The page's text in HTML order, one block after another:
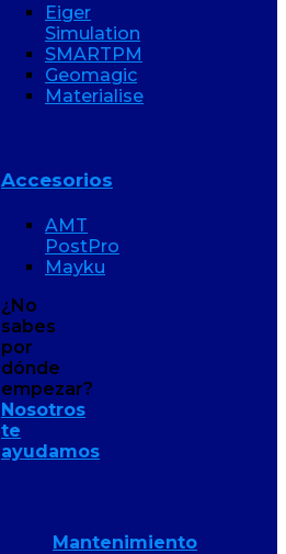
Eiger
Simulation
SMARTPM
Geomagic
Materialise
Accesorios
AMT
PostPro
Mayku
¿No
sabes
por
dónde
empezar?
Nosotros
te
ayudamos
Mantenimiento